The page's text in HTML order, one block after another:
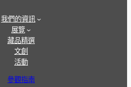
我們的資訊
展覽
藏品精選
文創
活動
參觀指南